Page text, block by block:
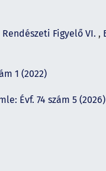
Figyelő VI. ,
1 (2022)
Évf. 74 szám 5 (2026)